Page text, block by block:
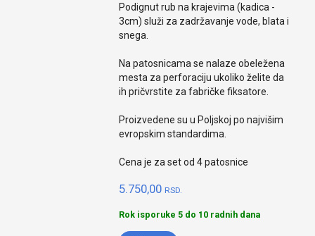
Podignut rub na krajevima (kadica -
3cm) služi za zadržavanje vode, blata i
snega.
Na patosnicama se nalaze obeležena
mesta za perforaciju ukoliko želite da
ih pričvrstite za fabričke fiksatore.
Proizvedene su u Poljskoj po najvišim
evropskim standardima.
Cena je za set od 4 patosnice
5.750,00 RSD.
Rok isporuke 5 do 10 radnih dana